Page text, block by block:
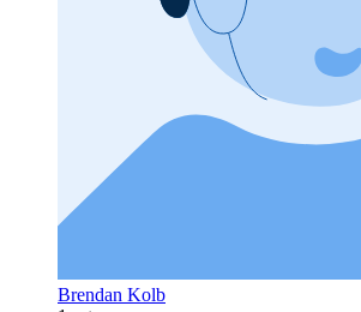
Brendan Kolb